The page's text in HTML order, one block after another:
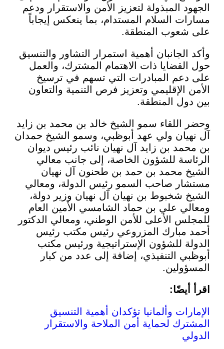
المبذولة لتعزيز الأمن والاستقرار ودعم
السلام المستدام، بما ينعكس إيجاباً
المنطقة.
أهمية استمرار التشاور والتنسيق
ذات الاهتمام المشترك، والعمل
المبادرات التي تسهم في ترسيخ
الإقليمي وتعزيز فرص التنمية والتعاون
المنطقة.
اللقاء سمو الشيخ خالد بن محمد بن زايد
ولي عهد أبوظبي، وسمو الشيخ حمدان
بن زايد آل نهيان نائب رئيس ديوان
للشؤون الخاصة، إلى جانب معالي
محمد بن حمد بن طحنون آل نهيان
صاحب السمو رئيس الدولة، ومعالي
شخبوط بن نهيان آل نهيان وزير دولة،
علي بن حماد الشامسي الأمين العام
الأعلى للأمن الوطني، ومعالي الدكتور
مبارك المزروعي رئيس مكتب رئيس
للشؤون الإستراتيجية ورئيس مكتب
التنفيذي، إضافة إلى عدد من كبار
وألمانيا تؤكدان أهمية التنسيق
لحماية أمن الملاحة والاستقرار